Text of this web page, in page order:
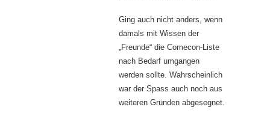
Ging auch nicht anders, wenn
damals mit Wissen der
„Freunde“ die Comecon-Liste
nach Bedarf umgangen
werden sollte. Wahrscheinlich
war der Spass auch noch aus
weiteren Gründen abgesegnet.